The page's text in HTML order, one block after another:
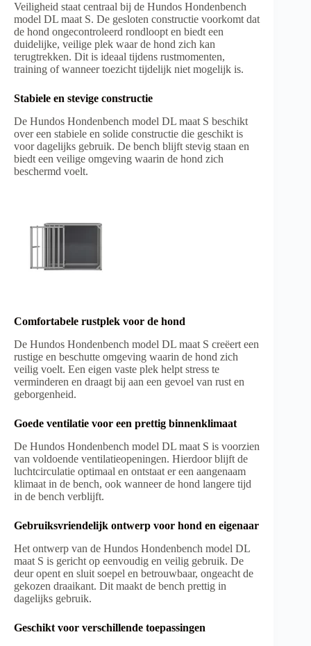
Veiligheid staat centraal bij de Hundos Hondenbench
model DL maat S. De gesloten constructie voorkomt dat
de hond ongecontroleerd rondloopt en biedt een
duidelijke, veilige plek waar de hond zich kan
terugtrekken. Dit is ideaal tijdens rustmomenten,
training of wanneer toezicht tijdelijk niet mogelijk is.
Stabiele en stevige constructie
De Hundos Hondenbench model DL maat S beschikt
over een stabiele en solide constructie die geschikt is
voor dagelijks gebruik. De bench blijft stevig staan en
biedt een veilige omgeving waarin de hond zich
beschermd voelt.
Comfortabele rustplek voor de hond
De Hundos Hondenbench model DL maat S creëert een
rustige en beschutte omgeving waarin de hond zich
veilig voelt. Een eigen vaste plek helpt stress te
verminderen en draagt bij aan een gevoel van rust en
geborgenheid.
Goede ventilatie voor een prettig binnenklimaat
De Hundos Hondenbench model DL maat S is voorzien
van voldoende ventilatieopeningen. Hierdoor blijft de
luchtcirculatie optimaal en ontstaat er een aangenaam
klimaat in de bench, ook wanneer de hond langere tijd
in de bench verblijft.
Gebruiksvriendelijk ontwerp voor hond en eigenaar
Het ontwerp van de Hundos Hondenbench model DL
maat S is gericht op eenvoudig en veilig gebruik. De
deur opent en sluit soepel en betrouwbaar, ongeacht de
gekozen draaikant. Dit maakt de bench prettig in
dagelijks gebruik.
Geschikt voor verschillende toepassingen